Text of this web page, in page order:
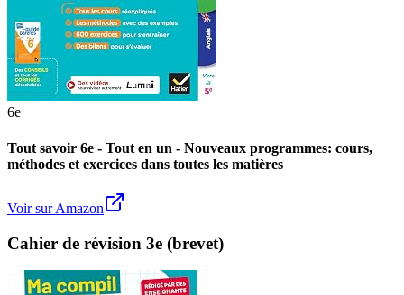
6e
Tout savoir 6e - Tout en un - Nouveaux programmes: cours,
méthodes et exercices dans toutes les matières
Voir sur Amazon
Cahier de révision 3e (brevet)